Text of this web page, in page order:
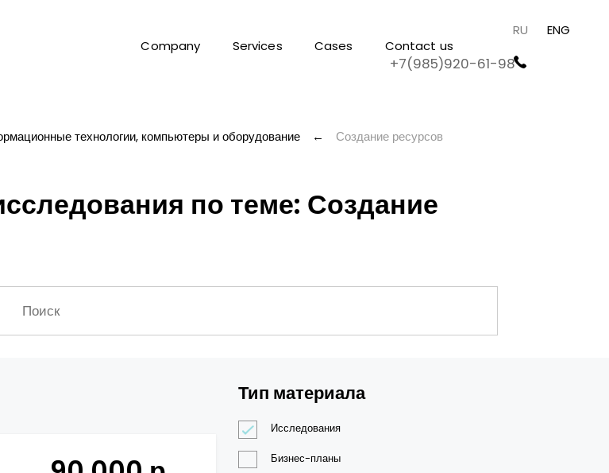
Company Services Cases Contact us
RU ENG
+7(985)920-61-98
технологии, компьютеры и оборудование ← Создание ресурсов
по теме: Создание
Тип материала
Исследования
Бизнес-планы